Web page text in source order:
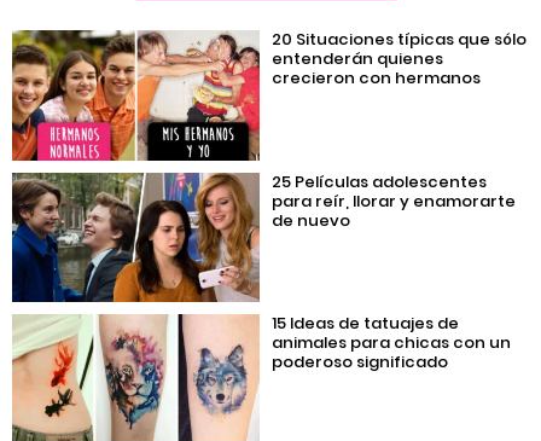
20 Situaciones típicas que sólo
entenderán quienes
crecieron con hermanos
25 Películas adolescentes
para reír, llorar y enamorarte
de nuevo
15 Ideas de tatuajes de
animales para chicas con un
poderoso significado